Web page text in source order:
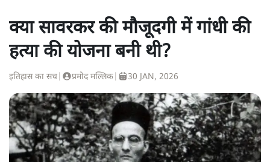
क्या सावरकर की मौजूदगी में गांधी की
हत्या की योजना बनी थी?
इतिहास का सच प्रमोद मल्लिक 30 JAN, 2026